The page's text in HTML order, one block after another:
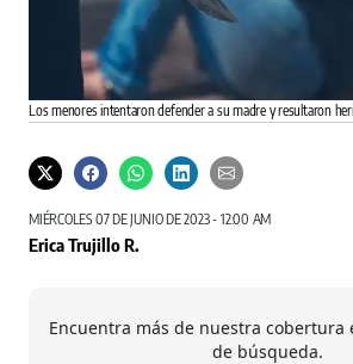
Los menores intentaron defender a su madre y resultaron
MIÉRCOLES 07 DE JUNIO DE 2023 - 12:00 AM
Erica Trujillo R.
Encuentra más de nuestra cobertura
de búsqueda.